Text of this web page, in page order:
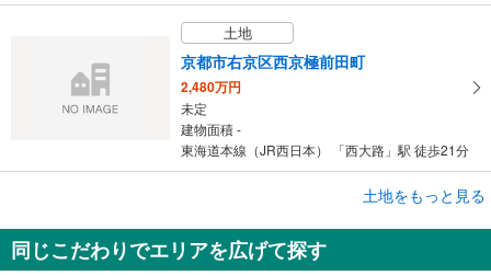
土地
京都市右京区西京極前田町
2,480万円
未定
建物面積 -
東海道本線（JR西日本） 「西大路」駅 徒歩21分
京都市下京区夷馬場町
土地をもっと見る
同じこだわりでエリアを広げて探す